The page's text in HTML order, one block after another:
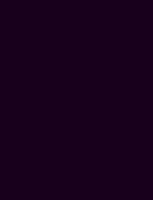
feste Verankerung besonders
Mit Implantaten können Sie
natürlichen Zähnen normal
Prothesen/Vermeidung von
Zahnersatz
und fest zubeißen kann oder
Lachen unsicher ist, fühlt sich
Prothesen bieten
mehr Sicherheit. Das
Gewinn an Lebensqualität.
gegenüber herkömmlichen
unter „Vergleich mit
ist unter Umständen
den Alternativen: Sie ist mit einem